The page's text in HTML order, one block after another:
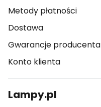
Metody płatności
Dostawa
Gwarancje producenta
Konto klienta
Lampy.pl